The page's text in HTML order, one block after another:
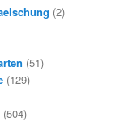
(2)
(51)
(129)
(504)